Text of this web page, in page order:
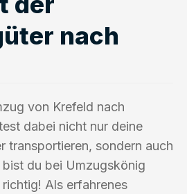
nach
von Krefeld nach
dabei nicht nur deine
transportieren, sondern auch
bist du bei Umzugskönig
Als erfahrenes